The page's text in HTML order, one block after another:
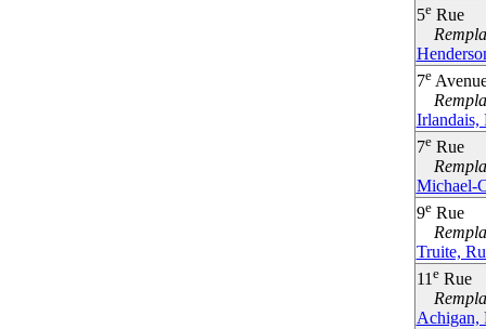
5eRue
7e
Irlandais,
7eRue
Michael-
9eRue
Truite,
11 eRue
Achigan,